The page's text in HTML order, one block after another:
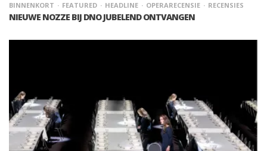
BINNENKORT FEATURED HEADLINE OPERARECENSIE RECENSIES
NIEUWE NOZZE BIJ DNO JUBELEND ONTVANGEN